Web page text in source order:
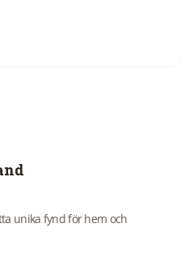
unika fynd för hem och